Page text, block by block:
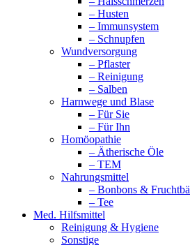
– Husten
– Immunsystem
– Schnupfen
Wundversorgung
– Pflaster
– Reinigung
– Salben
Harnwege und Blase
– Für Sie
– Für Ihn
Homöopathie
– Ätherische Öle
– TEM
Nahrungsmittel
– Bonbons &
– Tee
Med. Hilfsmittel
Reinigung & Hygiene
Sonstige